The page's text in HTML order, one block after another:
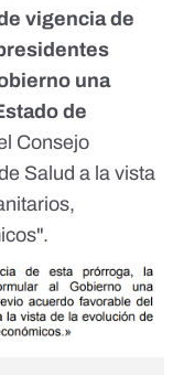
vigencia de
una
de
Consejo
Salud a la vista